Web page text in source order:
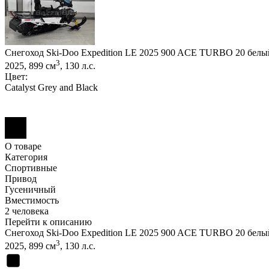
Снегоход Ski-Doo Expedition LE 2025 900 ACE TURBO 20
2025, 899 см3, 130 л.с.
Цвет:
Catalyst Grey and Black
О товаре
Категория
Спортивные
Привод
Гусеничный
Вместимость
2 человека
Перейти к описанию
Снегоход Ski-Doo Expedition LE 2025 900 ACE TURBO 20
2025, 899 см3, 130 л.с.